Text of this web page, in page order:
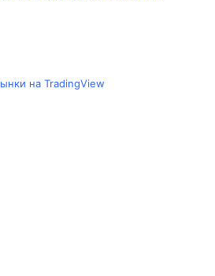
на TradingView